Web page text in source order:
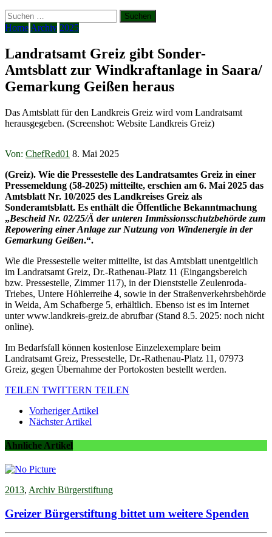
Suchen
nach:
Home Archiv 2025
Landratsamt Greiz gibt Sonder-
Amtsblatt zur Windkraftanlage in Saara/
Gemarkung Geißen heraus
Das Amtsblatt für den Landkreis Greiz wird vom Landratsamt
herausgegeben. (Screenshot: Website Landkreis Greiz)
Von: ChefRed01 8. Mai 2025
(Greiz). Wie die Pressestelle des Landratsamtes Greiz in einer
Pressemeldung (58-2025) mitteilte, erschien am 6. Mai 2025 das
Amtsblatt Nr. 10/2025 des Landkreises Greiz als
Sonderamtsblatt. Es enthält die Öffentliche Bekanntmachung
„Bescheid Nr. 02/25/Ä der unteren Immissionsschutzbehörde zum
Repowering einer Anlage zur Nutzung von Windenergie in der
Gemarkung Geißen.“.
Wie die Pressestelle weiter mitteilte, ist das Amtsblatt unentgeltlich
im Landratsamt Greiz, Dr.-Rathenau-Platz 11 (Eingangsbereich
bzw. Pressestelle, Zimmer 117), in der Dienststelle Zeulenroda-
Triebes, Untere Höhlerreihe 4, sowie in der Straßenverkehrsbehörde
in Weida, Am Schafberge 5, erhältlich. Ebenso ist es im Internet
unter www.landkreis-greiz.de abrufbar (Stand 8.5. 2025: noch nicht
online).
Im Bedarfsfall können kostenlose Einzelexemplare beim
Landratsamt Greiz, Pressestelle, Dr.-Rathenau-Platz 11, 07973
Greiz, gegen Übernahme der Portokosten bestellt werden.
TEILEN TWITTERN TEILEN
Vorheriger Artikel
Nächster Artikel
Ähnliche Artikel
2013, Archiv Bürgerstiftung
Greizer Bürgerstiftung bittet um weitere Spenden